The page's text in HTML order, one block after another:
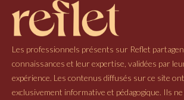
Les professionnels présents sur Reflet
connaissances et leur expertise, validées par
expérience. Les contenus diffusés sur ce site
exclusivement informative et pédagogique. Ils